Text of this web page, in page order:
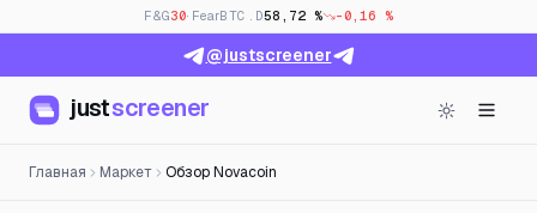
F&G30· FearBTC.D58,72 % -0,16 %
@justscreener
justscreener
Главная Маркет Обзор Novacoin